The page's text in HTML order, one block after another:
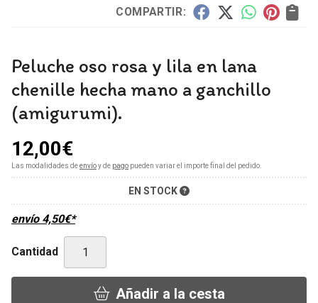
COMPARTIR:
Peluche oso rosa y lila en lana
chenille hecha mano a ganchillo
(amigurumi).
12,00€
Las modalidades deenvíoy de pago pueden variar el importe final del pedido.
EN STOCK
envío 4,50€*
Cantidad
Añadir a la cesta